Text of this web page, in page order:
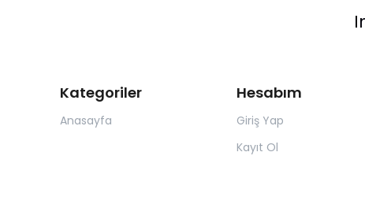
Kategoriler
Anasayfa
Hesabım
Giriş Yap
Kayıt Ol